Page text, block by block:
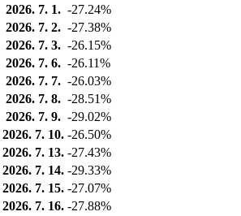
2026. 7. 1. -27.24%
2026. 7. 2. -27.38%
2026. 7. 3. -26.15%
2026. 7. 6. -26.11%
2026. 7. 7. -26.03%
2026. 7. 8. -28.51%
2026. 7. 9. -29.02%
2026. 7. 10. -26.50%
2026. 7. 13. -27.43%
2026. 7. 14. -29.33%
2026. 7. 15. -27.07%
2026. 7. 16. -27.88%